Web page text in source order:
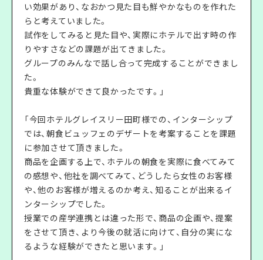
い効果があり、なおかつ見た目も鮮やかなものを作れた
らと考えていました。
試作をしてみると見た目や、実際にホテルで出す時の作
りやすさなどの課題が出てきました。
グループのみんなで話し合って完成することができまし
た。
貴重な体験ができて良かったです。」
「今回ホテルグレイスリー田町様での、インターシップ
では、朝食ビュッフェのデザートを考案することを課題
に参加させて頂きました。
商品を企画する上で、ホテルの朝食を実際に食べてみて
の感想や、他社を調べてみて、どうしたら女性のお客様
や、他のお客様が増えるのか考え、知ることが出来るイ
ンターシップでした。
授業での産学連携とは違った形で、商品の企画や、提案
をさせて頂き、より今後の就活に向けて、自分の実にな
るような経験ができたと思います。」